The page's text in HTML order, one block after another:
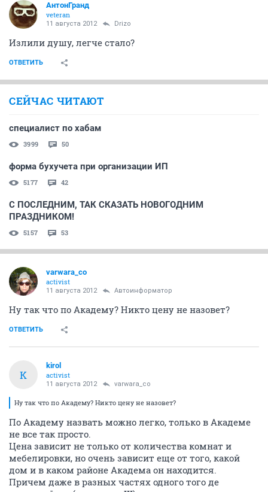
АнтонГранд
veteran
11 августа 2012 Drizo
Излили душу, легче стало?
ОТВЕТИТЬ
СЕЙЧАС ЧИТАЮТ
cпециалист по хабам
3999 50
форма бухучета при организации ИП
5177 42
С ПОСЛЕДНИМ, ТАК СКАЗАТЬ НОВОГОДНИМ
ПРАЗДНИКОМ!
5157 53
varwara_co
activist
11 августа 2012 Автоинформатор
Ну так что по Академу? Никто цену не назовет?
ОТВЕТИТЬ
K
kirol
activist
11 августа 2012 varwara_co
Ну так что по Академу? Никто цену не назовет?
По Академу назвать можно легко, только в Академе
не все так просто.
Цена зависит не только от количества комнат и
мебелировки, но очень зависит еще от того, какой
дом и в каком районе Академа он находится.
Причем даже в разных частях одного того де